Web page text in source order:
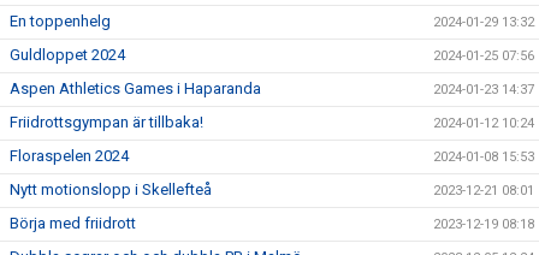
En toppenhelg 2024-01-29 13:32
Guldloppet 2024 2024-01-25 07:56
Aspen Athletics Games i Haparanda 2024-01-23 14:37
Friidrottsgympan är tillbaka! 2024-01-12 10:24
Floraspelen 2024 2024-01-08 15:53
Nytt motionslopp i Skellefteå 2023-12-21 08:01
Börja med friidrott 2023-12-19 08:18